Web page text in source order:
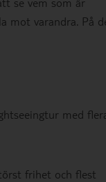
mot varandra. På
med
frihet och flest